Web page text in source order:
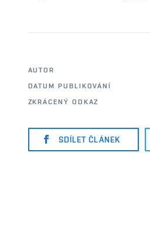
AUTOR
DATUM PUBLIKOVÁNÍ
ZKRÁCENÝ ODKAZ
SDÍLET ČLÁNEK